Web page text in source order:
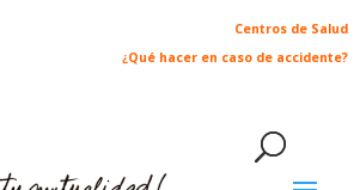
Centros de Salud
¿Qué hacer en caso de accidente?